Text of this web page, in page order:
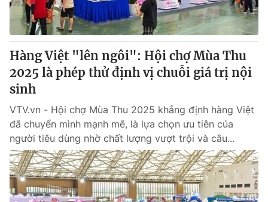
Hàng Việt "lên ngôi": Hội chợ Mùa Thu
2025 là phép thử định vị chuỗi giá trị nội
sinh
VTV.vn - Hội chợ Mùa Thu 2025 khẳng định hàng Việt
đã chuyển mình mạnh mẽ, là lựa chọn ưu tiên của
người tiêu dùng nhờ chất lượng vượt trội và câu...